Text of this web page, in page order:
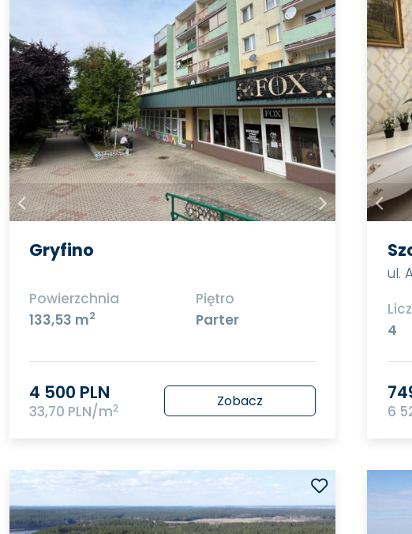
Gryfino
Powierzchnia
133,53 m2
Piętro
Parter
4 500 PLN
33,70 PLN/m2 Zobacz
ul.
4
6